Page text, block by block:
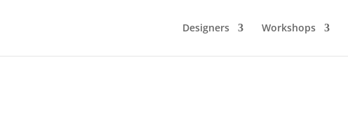
Designers Workshops